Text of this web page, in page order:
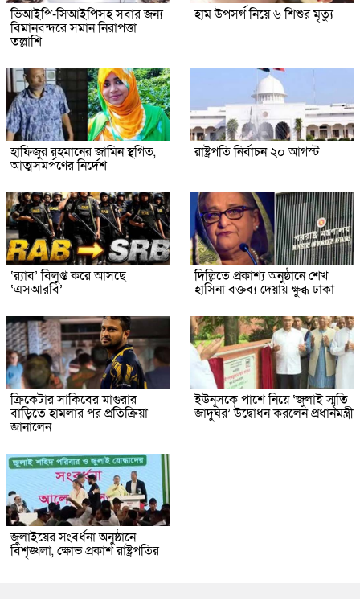
ভিআইপি-সিআইপিসহ সবার জন্য
বিমানবন্দরে সমান নিরাপত্তা
তল্লাশি
হাম উপসর্গ নিয়ে ৬ শিশুর মৃত্যু
হাফিজুর রহমানের জামিন স্থগিত,
আত্মসমর্পণের নির্দেশ
রাষ্ট্রপতি নির্বাচন ২০ আগস্ট
‘র‍্যাব’ বিলুপ্ত করে আসছে
‘এসআরবি’
দিল্লিতে প্রকাশ্য অনুষ্ঠানে শেখ
হাসিনা বক্তব্য দেয়ায় ক্ষুব্ধ ঢাকা
ক্রিকেটার সাকিবের মাগুরার
বাড়িতে হামলার পর প্রতিক্রিয়া
জানালেন
ইউনূসকে পাশে নিয়ে ‘জুলাই স্মৃতি
জাদুঘর’ উদ্বোধন করলেন প্রধানমন্ত্রী
জুলাইয়ের সংবর্ধনা অনুষ্ঠানে
বিশৃঙ্খলা, ক্ষোভ প্রকাশ রাষ্ট্রপতির